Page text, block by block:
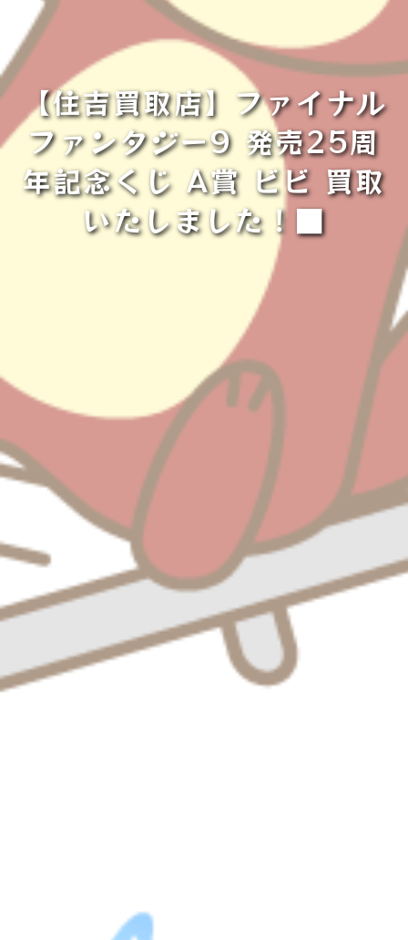
【住吉買取店】ファイナル
ファンタジー9 発売25周
年記念くじ A賞 ビビ 買取
いたしました！■